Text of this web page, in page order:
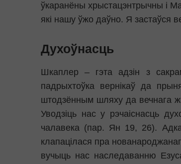
ўкаранёны хрыстацэнтрычны і
які нашу ўжо даўно. Я застаўся
Духоўнасць
Шкаплер – гэта адзін з
падрыхтоўка вернікаў да
штодзённым шляху да вечнага
Уводзіць нас у рэчаіснасць
чалавека (пар. Ян 19, 26).
клапацілася пра
вучыць нас наследаванню